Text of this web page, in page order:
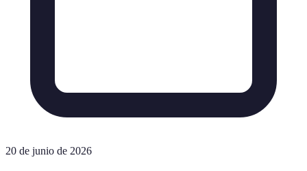
20 de junio de 2026